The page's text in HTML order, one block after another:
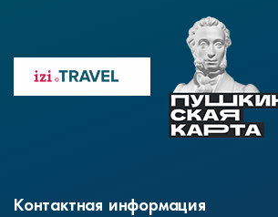
Контактная информация